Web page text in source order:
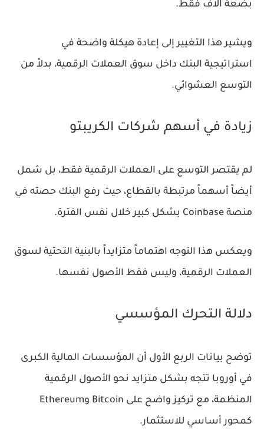
بضعة آلاف فقط.
ويشير هذا التغيير إلى إعادة هيكلة واضحة في
استراتيجية البنك داخل سوق العملات الرقمية، بدلاً من
التوسع العشوائي.
زيادة في أسهم شركات الكريبتو
لم يقتصر التوسع على العملات الرقمية فقط، بل شمل
أيضاً أسهماً مرتبطة بالقطاع، حيث رفع البنك حصته في
منصة Coinbase بشكل كبير خلال نفس الفترة.
ويعكس هذا التوجه اهتماماً متزايداً بالبنية التحتية لسوق
العملات الرقمية، وليس فقط الأصول نفسها.
دلالة التحرك المؤسسي
توضح بيانات الربع الأول أن المؤسسات المالية الكبرى
في أوروبا تتجه بشكل متزايد نحو الأصول الرقمية
المنظمة، مع تركيز واضح على Bitcoin وEthereum
كمحور أساسي للاستثمار.